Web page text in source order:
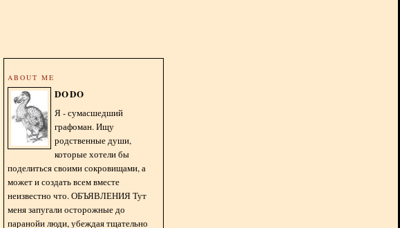
ABOUT ME
DODO
Я - сумасшедший
графоман. Ищу
родственные души,
которые хотели бы
поделиться своими сокровищами, а
может и создать всем вместе
неизвестно что. ОБЪЯВЛЕНИЯ Тут
меня запугали осторожные до
паранойи люди, убеждая тщательно